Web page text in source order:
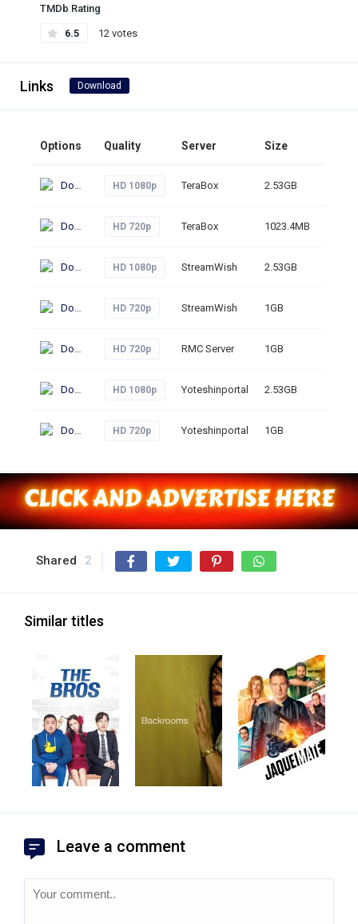
TMDb Rating
6.5 12 votes
Links Download
Options Quality Server Size
Download HD 1080p TeraBox 2.53GB
Download HD 720p TeraBox 1023.4MB
Download HD 1080p StreamWish 2.53GB
Download HD 720p StreamWish 1GB
Download HD 720p RMC Server 1GB
Download HD 1080p Yoteshinportal 2.53GB
Download HD 720p Yoteshinportal 1GB
Shared 2
Similar titles
Leave a comment